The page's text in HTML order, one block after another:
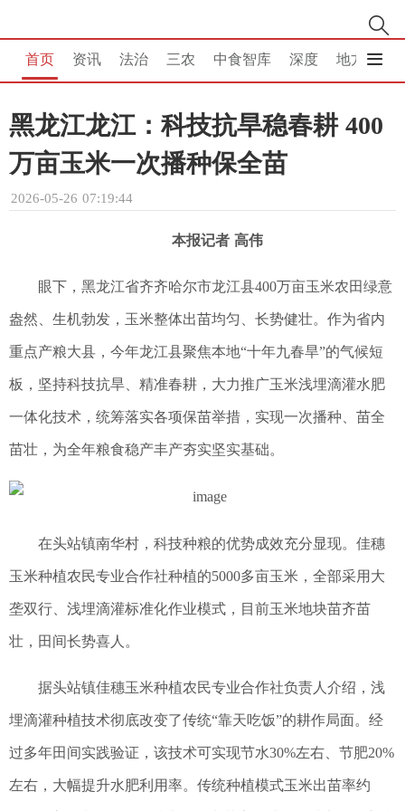
首页 资讯 法治 三农 中食智库 深度 地方
黑龙江龙江：科技抗旱稳春耕 400
万亩玉米一次播种保全苗
2026-05-26 07:19:44
本报记者 高伟
眼下，黑龙江省齐齐哈尔市龙江县400万亩玉米农田绿意
盎然、生机勃发，玉米整体出苗均匀、长势健壮。作为省内
重点产粮大县，今年龙江县聚焦本地“十年九春旱”的气候短
板，坚持科技抗旱、精准春耕，大力推广玉米浅埋滴灌水肥
一体化技术，统筹落实各项保苗举措，实现一次播种、苗全
苗壮，为全年粮食稳产丰产夯实坚实基础。
在头站镇南华村，科技种粮的优势成效充分显现。佳穗
玉米种植农民专业合作社种植的5000多亩玉米，全部采用大
垄双行、浅埋滴灌标准化作业模式，目前玉米地块苗齐苗
壮，田间长势喜人。
据头站镇佳穗玉米种植农民专业合作社负责人介绍，浅
埋滴灌种植技术彻底改变了传统“靠天吃饭”的耕作局面。经
过多年田间实践验证，该技术可实现节水30%左右、节肥20%
左右，大幅提升水肥利用率。传统种植模式玉米出苗率约